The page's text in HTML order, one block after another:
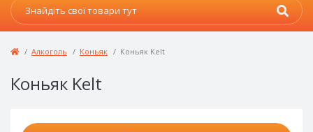
Алкоголь Коньяк Коньяк Kelt
Коньяк Kelt